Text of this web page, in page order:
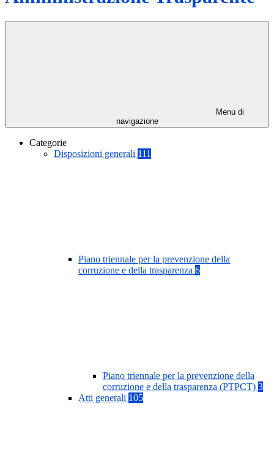
Menu di
navigazione
Categorie
Disposizioni generali 111
Piano triennale per la prevenzione della
corruzione e della trasparenza 6
Piano triennale per la prevenzione della
corruzione e della trasparenza (PTPCT) 3
Atti generali 105